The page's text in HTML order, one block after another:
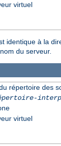
virtuel
identique à la
du serveur.
répertoire des
virtuel